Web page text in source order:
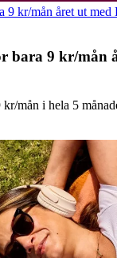
9 kr/mån året ut med
bara 9 kr/mån
mån i hela 5